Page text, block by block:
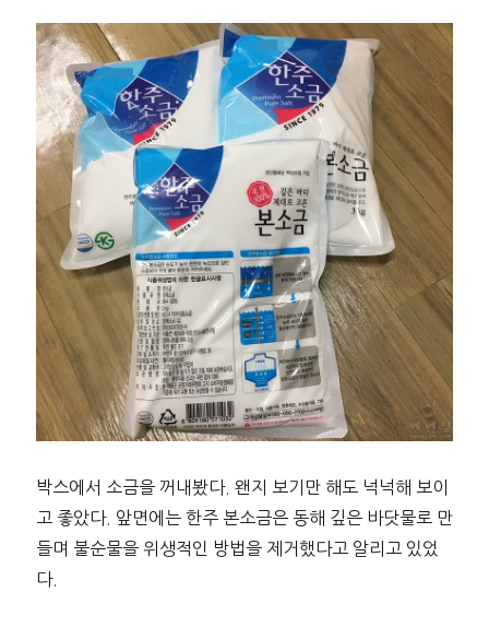
박스에서 소금을 꺼내봤다. 왠지 보기만 해도 넉넉해 보이
고 좋았다. 앞면에는 한주 본소금은 동해 깊은 바닷물로 만
들며 불순물을 위생적인 방법을 제거했다고 알리고 있었
다.